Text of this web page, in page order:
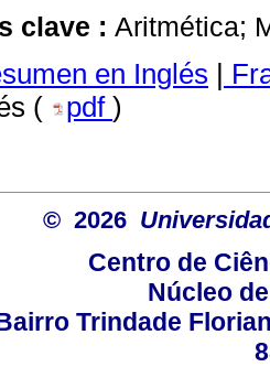
clave : Aritmética;
en Inglés |
(
pdf )
© 2026
Centro de
Núcleo
Trindade